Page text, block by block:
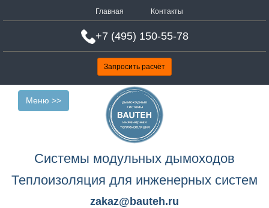
Главная Контакты
+7 (495) 150-55-78
Запросить расчёт
Системы модульных дымоходов
Теплоизоляция для инженерных систем
zakaz@bauteh.ru
Меню >>